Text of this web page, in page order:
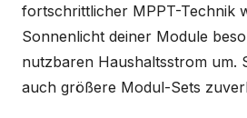
fortschrittlicher MPPT-Technik
Sonnenlicht deiner Module
nutzbaren Haushaltsstrom um.
auch größere Modul-Sets